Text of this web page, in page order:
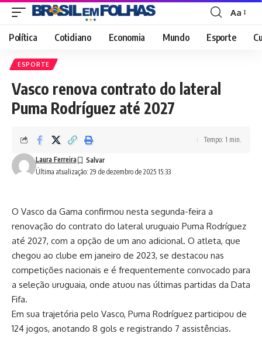
Font
Resizer
Aa
Política Cotidiano Economia Mundo Esporte
ESPORTE
Vasco renova contrato do lateral
Puma Rodríguez até 2027
Última atualização: 29 de dezembro de 2025 15:33
Laura Ferreira
Tempo: 1 min.
O Vasco da Gama confirmou nesta segunda-feira a
renovação do contrato do lateral uruguaio Puma Rodríguez
até 2027, com a opção de um ano adicional. O atleta, que
chegou ao clube em janeiro de 2023, se destacou nas
competições nacionais e é frequentemente convocado para
a seleção uruguaia, onde atuou nas últimas partidas da Data
Fifa.
Em sua trajetória pelo Vasco, Puma Rodríguez participou de
124 jogos, anotando 8 gols e registrando 7 assistências.